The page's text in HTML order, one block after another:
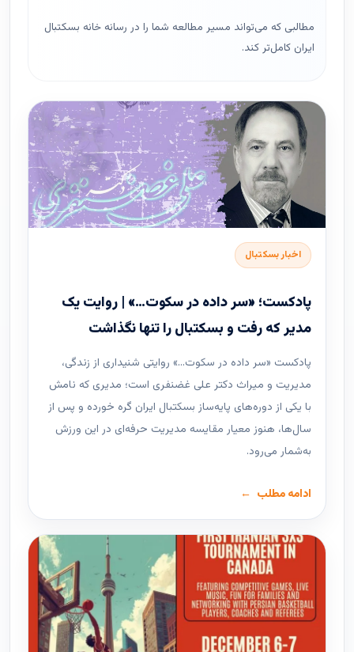
مطالبی که می‌تواند مسیر مطالعه شما را در رسانه خانه بسکتبال
ایران کامل‌تر کند.
اخبار بسکتبال
پادکست؛ «سر داده در سکوت…» | روایت یک
مدیر که رفت و بسکتبال را تنها نگذاشت
پادکست «سر داده در سکوت…» روایتی شنیداری از زندگی،
مدیریت و میراث دکتر علی غضنفری است؛ مدیری که نامش
با یکی از دوره‌های پایه‌ساز بسکتبال ایران گره خورده و پس از
سال‌ها، هنوز معیار مقایسه مدیریت حرفه‌ای در این ورزش
به‌شمار می‌رود.
ادامه مطلب